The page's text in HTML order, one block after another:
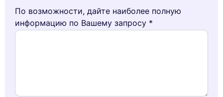
По возможности, дайте наиболее полную
информацию по Вашему запросу *